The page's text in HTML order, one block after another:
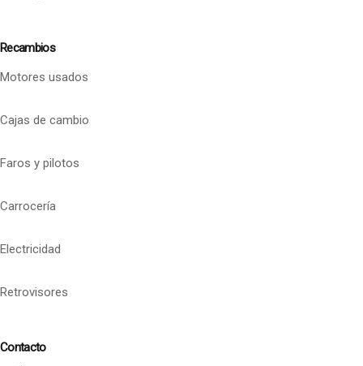
Recambios
Motores usados
Cajas de cambio
Faros y pilotos
Carrocería
Electricidad
Retrovisores
Contacto